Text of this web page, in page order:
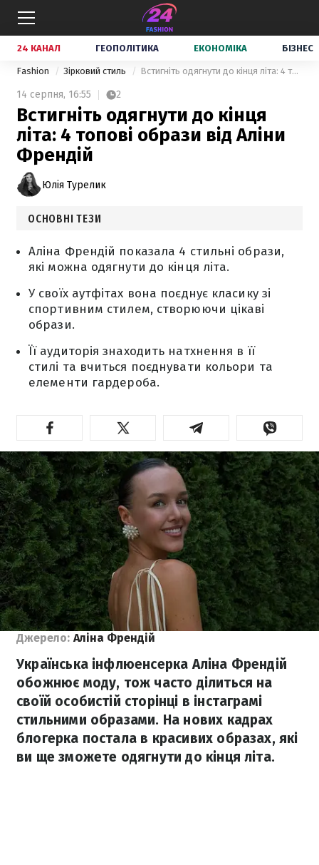
24 КАНАЛ ГЕОПОЛІТИКА ЕКОНОМІКА БІЗНЕС
Fashion Зірковий стиль Встигніть одягнути до кінця літа: 4 топові образи від Аліни Френдій
14 серпня, 16:55 2
Встигніть одягнути до кінця
літа: 4 топові образи від Аліни
Френдій
Юлія Турелик
ОСНОВНІ ТЕЗИ
Аліна Френдій показала 4 стильні образи,
які можна одягнути до кінця літа.
У своїх аутфітах вона поєднує класику зі
спортивним стилем, створюючи цікаві
образи.
Її аудиторія знаходить натхнення в її
стилі та вчиться поєднувати кольори та
елементи гардероба.
Джерело: Аліна Френдій
Українська інфлюенсерка Аліна Френдій
обожнює моду, тож часто ділиться на
своїй особистій сторінці в інстаграмі
стильними образами. На нових кадрах
блогерка постала в красивих образах, які
ви ще зможете одягнути до кінця літа.